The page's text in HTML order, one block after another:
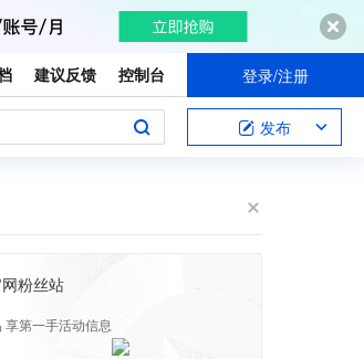
建议反馈 控制台 登录/注册
发布
粉丝站
第一手活动信息